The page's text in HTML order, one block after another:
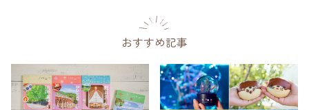
おすすめ記事